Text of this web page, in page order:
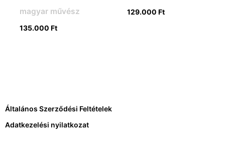
magyar művész
135.000 Ft
129.000 Ft
Általános Szerződési Feltételek
Adatkezelési nyilatkozat